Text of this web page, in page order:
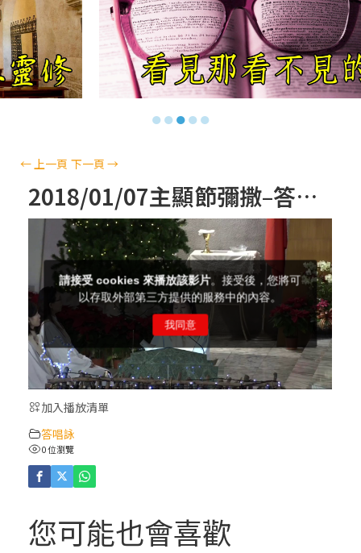
【信仰之旅】第十四集：「天主十誡(下)」
—金毓瑋 神父
【信仰之旅】第十三集：「天主十誡(上)」
—金毓瑋 神父
【信仰之旅】第十二集：「聖母、聖人」—
【信仰之旅】第十一集：「教 會」(推廣片)
【信仰之旅】第十一集：「教 會」—林必能
神父
【信仰之旅】第十集：「逾越奧蹟」— 錢玲
珠老師
(5)黃敏正主教帶你做「四旬期避靜」—【逾
人相遇
●●●●●
← 上一頁 下一頁→
2018/01/07主顯節彌撒–答唱詠
加入播放清單
答唱詠
0 位瀏覽
您可能也會喜歡